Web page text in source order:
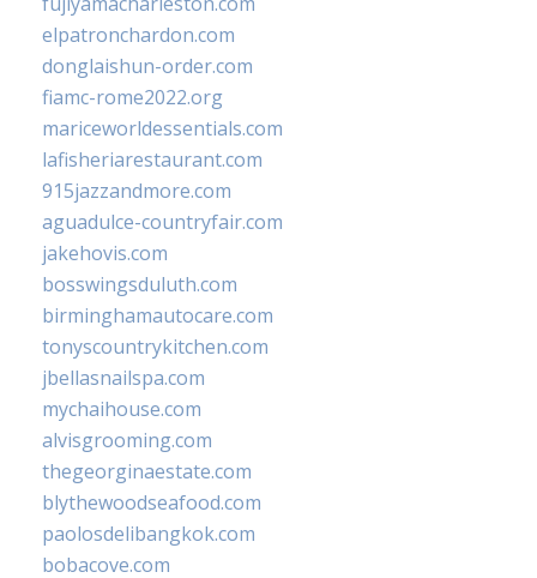
elpatronchardon.com
donglaishun-order.com
fiamc-rome2022.org
mariceworldessentials.com
lafisheriarestaurant.com
915jazzandmore.com
aguadulce-countryfair.com
jakehovis.com
bosswingsduluth.com
birminghamautocare.com
tonyscountrykitchen.com
jbellasnailspa.com
mychaihouse.com
alvisgrooming.com
thegeorginaestate.com
blythewoodseafood.com
paolosdelibangkok.com
bobacove.com